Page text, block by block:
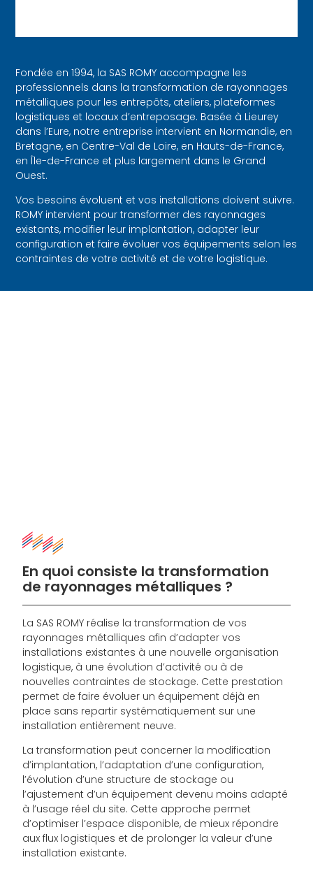
Fondée en 1994, la SAS ROMY accompagne les
professionnels dans la transformation de rayonnages
métalliques pour les entrepôts, ateliers, plateformes
logistiques et locaux d’entreposage. Basée à Lieurey
dans l’Eure, notre entreprise intervient en Normandie, en
Bretagne, en Centre-Val de Loire, en Hauts-de-France,
en Île-de-France et plus largement dans le Grand
Ouest.
Vos besoins évoluent et vos installations doivent suivre.
ROMY intervient pour transformer des rayonnages
existants, modifier leur implantation, adapter leur
configuration et faire évoluer vos équipements selon les
contraintes de votre activité et de votre logistique.
En quoi consiste la transformation
de rayonnages métalliques ?
La SAS ROMY réalise la transformation de vos
rayonnages métalliques afin d’adapter vos
installations existantes à une nouvelle organisation
logistique, à une évolution d’activité ou à de
nouvelles contraintes de stockage. Cette prestation
permet de faire évoluer un équipement déjà en
place sans repartir systématiquement sur une
installation entièrement neuve.
La transformation peut concerner la modification
d’implantation, l’adaptation d’une configuration,
l’évolution d’une structure de stockage ou
l’ajustement d’un équipement devenu moins adapté
à l’usage réel du site. Cette approche permet
d’optimiser l’espace disponible, de mieux répondre
aux flux logistiques et de prolonger la valeur d’une
installation existante.